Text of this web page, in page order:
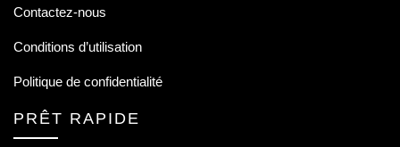
Contactez-nous
Conditions d’utilisation
Politique de confidentialité
PRÊT RAPIDE